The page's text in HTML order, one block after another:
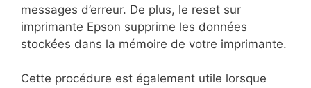
messages d’erreur. De plus, le reset sur
imprimante Epson supprime les données
stockées dans la mémoire de votre imprimante.
Cette procédure est également utile lorsque